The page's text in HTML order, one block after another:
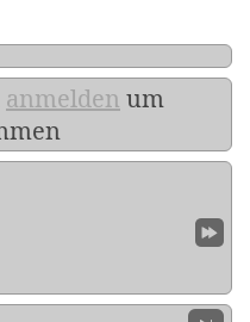
anmelden um